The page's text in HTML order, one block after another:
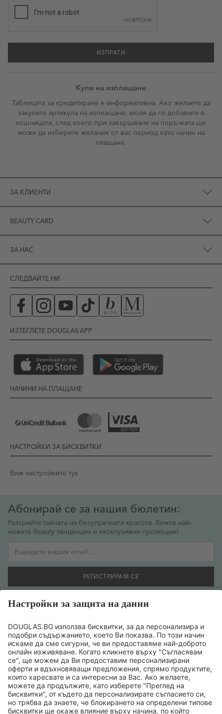
ИЗПРАТИ
Купи на изплащане
Таблицата за кредитиране е информативна. Ако желаете да
закупите артикула на изплащане, моля да го добавите в
кошницата, след което при завършване на поръчката ще
може да изберете желания от вас период като начин на
плащане.
ЗА КЛИЕНТИ
BEAUTY CARD
ЗА НАС
СЛЕДВАЙТЕ НИ
ИЗТЕГЛЕТЕ DOUGLAS APP
НАЧИНИ НА ПЛАЩАНЕ
НАСТРОЙКИ ЗА БИСКВИТКИ
Виж настройките тук
Абонирай се за нашия бюлетин:
Разкрийте тайната на безупречната красота. Вижте най-
новите Beauty тенденции и ексклузивни промоции!
РЕГИСТРИРАМ СЕ
предоставената от мен информация да се обработва
ТОП БРАНДОВЕ
ТОП ПРОДУКТИ